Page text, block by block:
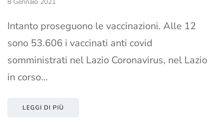
8 Gennaio 2021
Intanto proseguono le vaccinazioni. Alle 12
sono 53.606 i vaccinati anti covid
somministrati nel Lazio Coronavirus, nel Lazio
in corso…
LEGGI DI PIÙ